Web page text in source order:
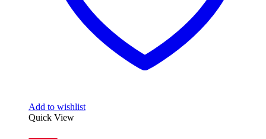
Add to wishlist
Quick View